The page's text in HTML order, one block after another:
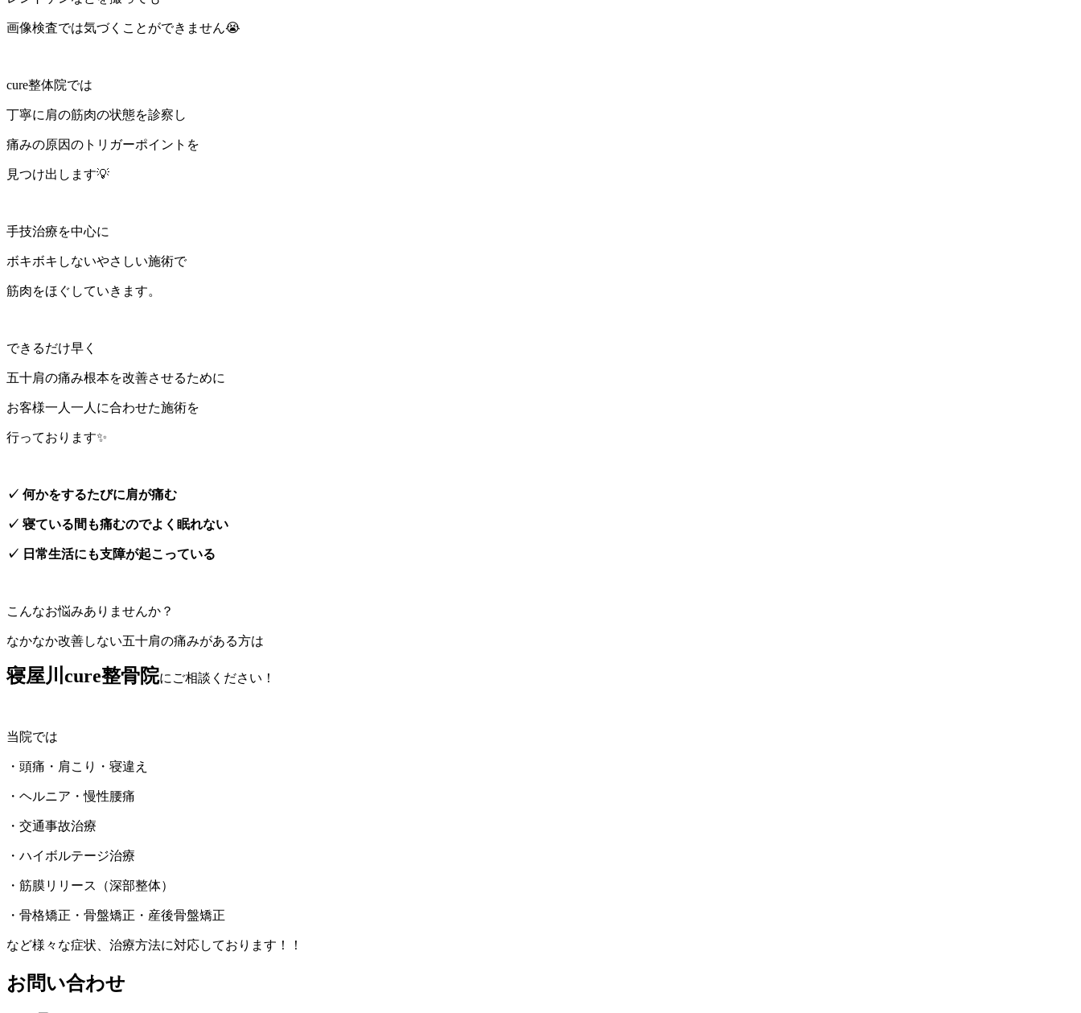
画像検査では気づくことができません😭
cure整体院では
丁寧に肩の筋肉の状態を診察し
痛みの原因のトリガーポイントを
見つけ出します💡
手技治療を中心に
ボキボキしないやさしい施術で
筋肉をほぐしていきます。
できるだけ早く
五十肩の痛み根本を改善させるために
お客様一人一人に合わせた施術を
行っております✨
✓ 何かをするたびに肩が痛む
✓ 寝ている間も痛むのでよく眠れない
✓ 日常生活にも支障が起こっている
こんなお悩みありませんか？
なかなか改善しない五十肩の痛みがある方は
寝屋川cure整骨院にご相談ください！
当院では
・頭痛・肩こり・寝違え
・ヘルニア・慢性腰痛
・交通事故治療
・ハイボルテージ治療
・筋膜リリース（深部整体）
・骨格矯正・骨盤矯正・産後骨盤矯正
など様々な症状、治療方法に対応しております！！
お問い合わせ